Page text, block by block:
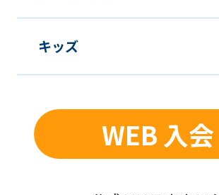
キッズ
WEB 入会